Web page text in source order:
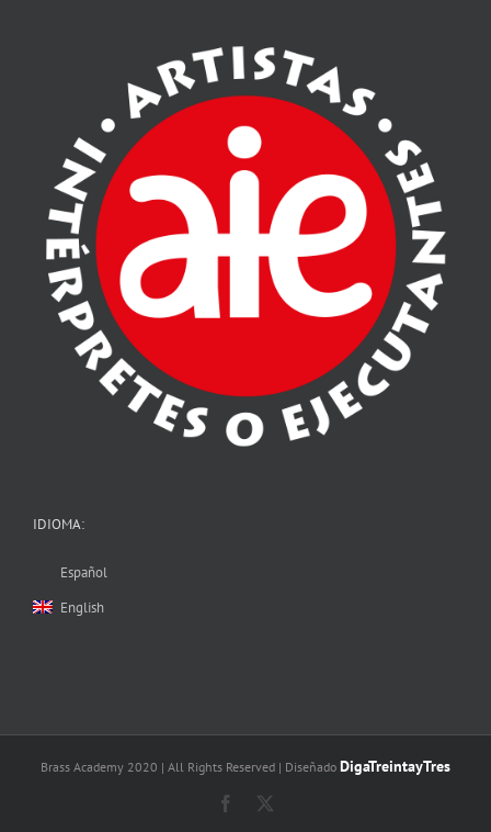
IDIOMA:
Español
English
Brass Academy 2020 | All Rights Reserved | Diseñado DigaTreintayTres
Facebook